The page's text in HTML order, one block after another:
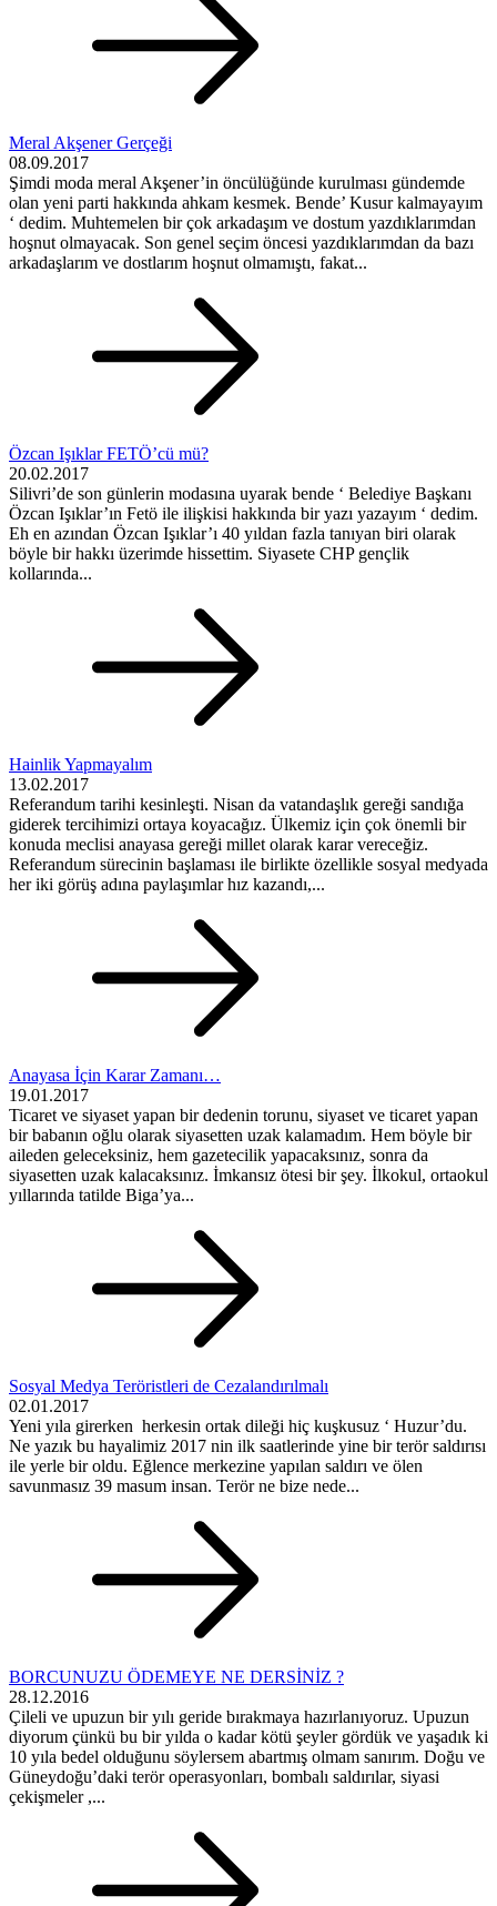
Meral Akşener Gerçeği
08.09.2017
Şimdi moda meral Akşener’in öncülüğünde kurulması gündemde
olan yeni parti hakkında ahkam kesmek. Bende’ Kusur kalmayayım
‘ dedim. Muhtemelen bir çok arkadaşım ve dostum yazdıklarımdan
hoşnut olmayacak. Son genel seçim öncesi yazdıklarımdan da bazı
arkadaşlarım ve dostlarım hoşnut olmamıştı, fakat...
Özcan Işıklar FETÖ’cü mü?
20.02.2017
Silivri’de son günlerin modasına uyarak bende ‘ Belediye Başkanı
Özcan Işıklar’ın Fetö ile ilişkisi hakkında bir yazı yazayım ‘ dedim.
Eh en azından Özcan Işıklar’ı 40 yıldan fazla tanıyan biri olarak
böyle bir hakkı üzerimde hissettim. Siyasete CHP gençlik
kollarında...
Hainlik Yapmayalım
13.02.2017
Referandum tarihi kesinleşti. Nisan da vatandaşlık gereği sandığa
giderek tercihimizi ortaya koyacağız. Ülkemiz için çok önemli bir
konuda meclisi anayasa gereği millet olarak karar vereceğiz.
Referandum sürecinin başlaması ile birlikte özellikle sosyal medyada
her iki görüş adına paylaşımlar hız kazandı,...
Anayasa İçin Karar Zamanı…
19.01.2017
Ticaret ve siyaset yapan bir dedenin torunu, siyaset ve ticaret yapan
bir babanın oğlu olarak siyasetten uzak kalamadım. Hem böyle bir
aileden geleceksiniz, hem gazetecilik yapacaksınız, sonra da
siyasetten uzak kalacaksınız. İmkansız ötesi bir şey. İlkokul, ortaokul
yıllarında tatilde Biga’ya...
Sosyal Medya Teröristleri de Cezalandırılmalı
02.01.2017
Yeni yıla girerken herkesin ortak dileği hiç kuşkusuz ‘ Huzur’du.
Ne yazık bu hayalimiz 2017 nin ilk saatlerinde yine bir terör saldırısı
ile yerle bir oldu. Eğlence merkezine yapılan saldırı ve ölen
savunmasız 39 masum insan. Terör ne bize nede...
BORCUNUZU ÖDEMEYE NE DERSİNİZ ?
28.12.2016
Çileli ve upuzun bir yılı geride bırakmaya hazırlanıyoruz. Upuzun
diyorum çünkü bu bir yılda o kadar kötü şeyler gördük ve yaşadık ki
10 yıla bedel olduğunu söylersem abartmış olmam sanırım. Doğu ve
Güneydoğu’daki terör operasyonları, bombalı saldırılar, siyasi
çekişmeler ,...